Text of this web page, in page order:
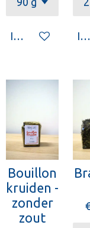
In winkelwagenIn
Bouillon
kruiden -
zonder
zout